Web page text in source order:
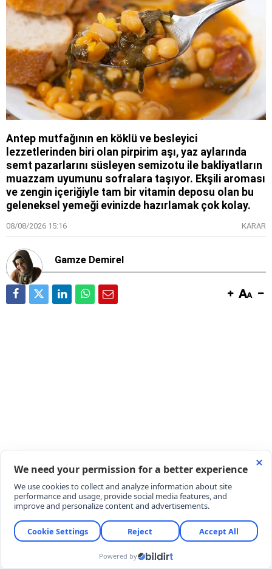
Antep mutfağının en köklü ve besleyici
lezzetlerinden biri olan pirpirim aşı, yaz aylarında
semt pazarlarını süsleyen semizotu ile bakliyatların
muazzam uyumunu sofralara taşıyor. Ekşili aroması
ve zengin içeriğiyle tam bir vitamin deposu olan bu
geleneksel yemeği evinizde hazırlamak çok kolay.
08/08/2026 15:16 KARAR
Gamze Demirel
Gaziantep’in tescilli lezzet hazinesinden çıkan ve
yöre halkının "pirpirim" olarak adlandırdığı yabani
semizotu ile hazırlanan Pirpirim Aşı, besleyiciliği ve
lezzetiyle mutfakların vazgeçilmezi olmaya devam
ediyor. Mercimek, nohut ve bulgurun ekşi sosla